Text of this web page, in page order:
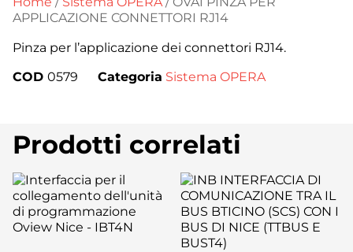
APPLICAZIONE CONNETTORI RJ14
Pinza per l’applicazione dei connettori RJ14.
COD 0579 Categoria Sistema OPERA
Prodotti correlati